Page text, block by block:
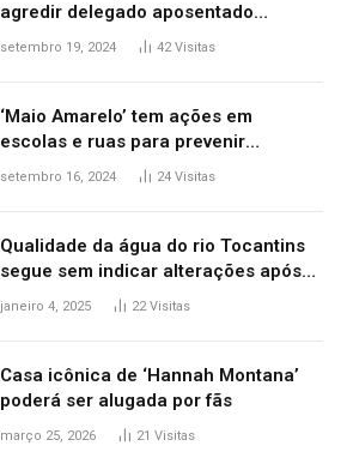
agredir delegado aposentado
durante confusão no trânsito
setembro 19, 2024 42Visitas
‘Maio Amarelo’ tem ações em
escolas e ruas para prevenir
acidentes no trânsito no AP
setembro 16, 2024 24 Visitas
Qualidade da água do rio Tocantins
segue sem indicar alterações após
desabamento da ponte entre MA e
janeiro 4, 2025 22Visitas
Casa icônica de ‘Hannah Montana’
poderá ser alugada por fãs
março 25, 2026 21 Visitas